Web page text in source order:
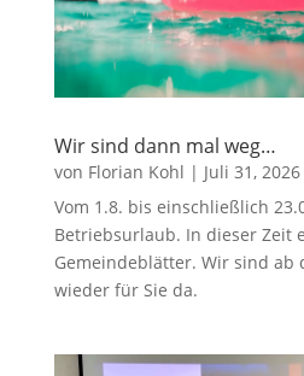
Wir sind dann mal weg…
von Florian Kohl | Juli 31, 2026
Vom 1.8. bis einschließlich
Betriebsurlaub. In dieser Zeit
Gemeindeblätter. Wir sind ab
wieder für Sie da.